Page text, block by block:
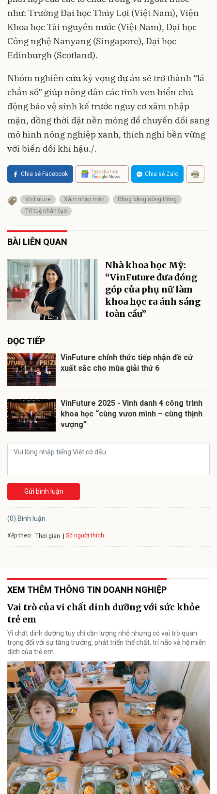
như: Trường Đại học Thủy Lợi (Việt Nam), Viện
Khoa học Tài nguyên nước (Việt Nam), Đại học
Công nghệ Nanyang (Singapore), Đại học
Edinburgh (Scotland).
Nhóm nghiên cứu kỳ vọng dự án sẽ trở thành “lá
chắn số” giúp nông dân các tỉnh ven biển chủ
động bảo vệ sinh kế trước nguy cơ xâm nhập
mặn, đồng thời đặt nền móng để chuyển đổi sang
mô hình nông nghiệp xanh, thích nghi bền vững
với biến đổi khí hậu./.
Chia sẻ Facebook Theo dõi trên Chia sẻ Zalo
VinFuture Xâm nhập mặn
Đồng bằng sông Hồng
Trí tuệ nhân tạo
BÀI LIÊN QUAN
Nhà khoa học Mỹ:
“VinFuture đưa đóng
góp của phụ nữ làm
khoa học ra ánh sáng
toàn cầu”
ĐỌC TIẾP
VinFuture chính thức tiếp nhận đề cử
xuất sắc cho mùa giải thứ 6
VinFuture 2025 - Vinh danh 4 công trình
khoa học “cùng vươn mình – cùng thịnh
vượng”
Gửi bình luận
(0) Bình luận
Xếp theo: Thời gian Số người thích
XEM THÊM THÔNG TIN DOANH NGHIỆP
Vai trò của vi chất dinh dưỡng với sức khỏe
trẻ em
Vi chất dinh dưỡng tuy chỉ cần lượng nhỏ nhưng có vai trò quan
trọng đối với sự tăng trưởng, phát triển thể chất, trí não và hệ miễn
dịch của trẻ em.